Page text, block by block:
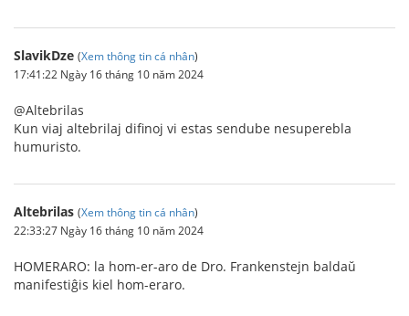
SlavikDze (Xem thông tin cá nhân)
17:41:22 Ngày 16 tháng 10 năm 2024
@Altebrilas
Kun viaj altebrilaj difinoj vi estas sendube nesuperebla
humuristo.
Altebrilas (Xem thông tin cá nhân)
22:33:27 Ngày 16 tháng 10 năm 2024
HOMERARO: la hom-er-aro de Dro. Frankenstejn baldaŭ
manifestiĝis kiel hom-eraro.